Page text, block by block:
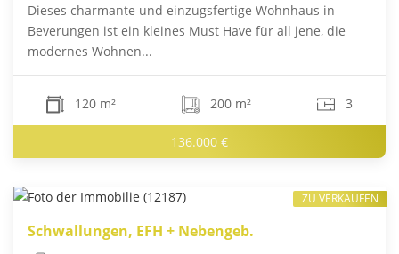
Dieses charmante und einzugsfertige Wohnhaus in
Beverungen ist ein kleines Must Have für all jene, die
modernes Wohnen...
120 m² 200 m² 3
136.000 €
Schwallungen, EFH + Nebengeb.
ZU VERKAUFEN